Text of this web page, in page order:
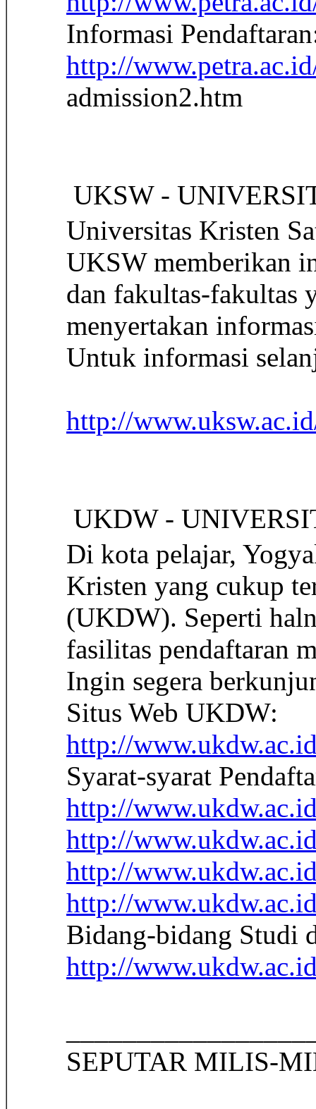
Informasi
http://
admission2.htm
UKSW -
Universitas Kristen
UKSW memberikan
dan fakultas-fakultas
menyertakan
Untuk informasi
http://
UKDW -
Di kota pelajar,
Kristen yang cukup
(UKDW). Seperti
fasilitas pendaftaran
Ingin segera
Situs Web UKDW:
http://
Syarat-syarat
http://
http://
http://
http://
Bidang-bidang Studi
http://
SEPUTAR MILIS-